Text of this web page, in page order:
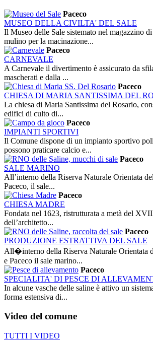
Paceco
MUSEO DELLA CIVILTA' DEL SALE
Il Museo delle Sale sistemato nel magazzino
mulino per la macinazione...
Paceco
CARNEVALE
A Carnevale il divertimento è assicurato da
mascherati e dalla ...
Paceco
CHIESA DI MARIA SANTISSIMA DEL
La chiesa di Maria Santissima del Rosario,
edifici di culto di...
Paceco
IMPIANTI SPORTIVI
Il Comune dispone di un impianto sportivo
possono praticare calcio e...
Paceco
SALE MARINO
All’interno della Riserva Naturale Orientata
Paceco, il sale...
Paceco
CHIESA MADRE
Fondata nel 1623, ristrutturata a metà del
dell’architetto...
Paceco
PRODUZIONE ESTRATTIVA DEL SALE
All�interno della Riserva Naturale Orientata
e Paceco il sale marino...
Paceco
SPECIALITA' DI PESCE DI
In alcune vasche delle saline è attivo un
forma estensiva di...
Video del comune
TUTTI I VIDEO